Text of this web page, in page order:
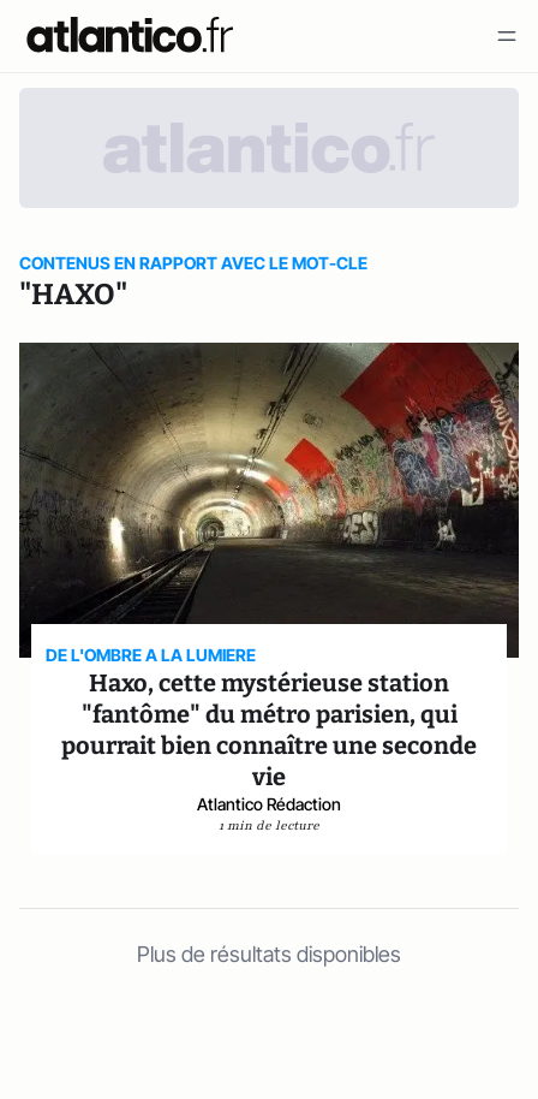
CONTENUS EN RAPPORT AVEC LE MOT-CLE
"HAXO"
DE L'OMBRE A LA LUMIERE
Haxo, cette mystérieuse station
"fantôme" du métro parisien, qui
pourrait bien connaître une seconde
vie
Atlantico Rédaction
1 min de lecture
Plus de résultats disponibles